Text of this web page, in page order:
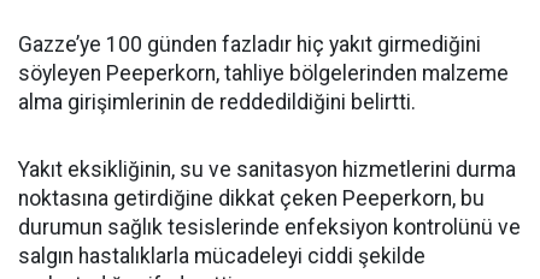
Gazze’ye 100 günden fazladır hiç yakıt girmediğini
söyleyen Peeperkorn, tahliye bölgelerinden malzeme
alma girişimlerinin de reddedildiğini belirtti.
Yakıt eksikliğinin, su ve sanitasyon hizmetlerini durma
noktasına getirdiğine dikkat çeken Peeperkorn, bu
durumun sağlık tesislerinde enfeksiyon kontrolünü ve
salgın hastalıklarla mücadeleyi ciddi şekilde